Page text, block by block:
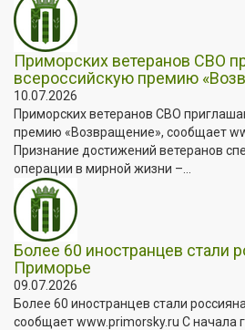
Приморских ветеранов СВО
всероссийскую премию
10.07.2026
Приморских ветеранов СВО
премию «Возвращение», сообщает
Признание достижений ветеранов
операции в мирной жизни –...
Более 60 иностранцев стали
Приморье
09.07.2026
Более 60 иностранцев стали
сообщает www.primorsky.ru С начала